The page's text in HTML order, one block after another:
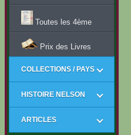
Toutes les 4ème
Prix des Livres
COLLECTIONS / PAYS
HISTOIRE NELSON
ARTICLES